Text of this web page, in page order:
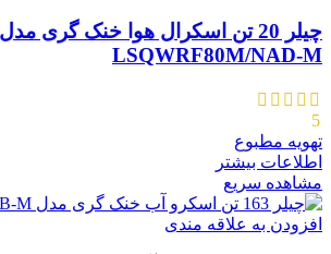
چیلر 20 تن اسکرال هوا خنک گری مدل
LSQWRF80M/NAD-M
5
تهویه مطبوع
اطلاعات بیشتر
مشاهده سریع
افزودن به علاقه مندی